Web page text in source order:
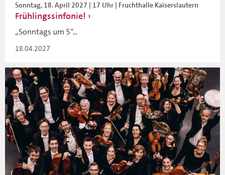
Sonntag, 18. April 2027 | 17 Uhr | Fruchthalle Kaiserslautern
Frühlingssinfonie!
„Sonntags um 5“...
18.04.2027